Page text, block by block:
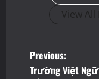
View All
P
Previous:
Trường Việt Ngữ